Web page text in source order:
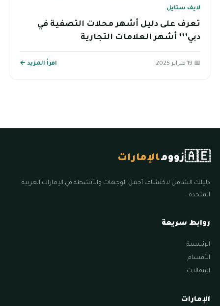
لايف ستايل
تعرف على دليل أشهر محلات التصفية في
دبي’’’ أشهر العلامات التجارية
📅 19 فبراير 2025 اقرأ المزيد ←
🇦🇪زوومالإمارات
دليلك الشامل لاكتشاف أجمل الوجهات والأنشطة في الإمارات العربية
المتحدة.
روابط سريعة
الرئيسية
الأقسام
المقالات
الإمارات